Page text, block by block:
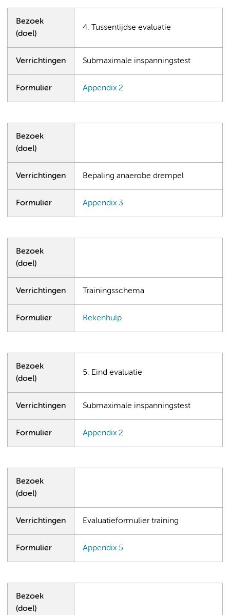
Bezoek
(doel)
4. Tussentijdse evaluatie
Verrichtingen Submaximale inspanningstest
Formulier Appendix 2
Bezoek
(doel)
Verrichtingen Bepaling anaerobe drempel
Formulier Appendix 3
Bezoek
(doel)
Verrichtingen Trainingsschema
Formulier Rekenhulp
Bezoek
(doel)
5. Eind evaluatie
Verrichtingen Submaximale inspanningstest
Formulier Appendix 2
Bezoek
(doel)
Verrichtingen Evaluatieformulier training
Formulier Appendix 5
Bezoek
(doel)